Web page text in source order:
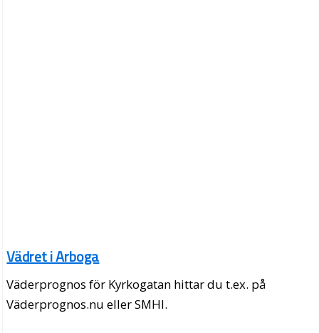
Vädret i Arboga
Väderprognos för Kyrkogatan hittar du t.ex. på
Väderprognos.nu eller SMHI.